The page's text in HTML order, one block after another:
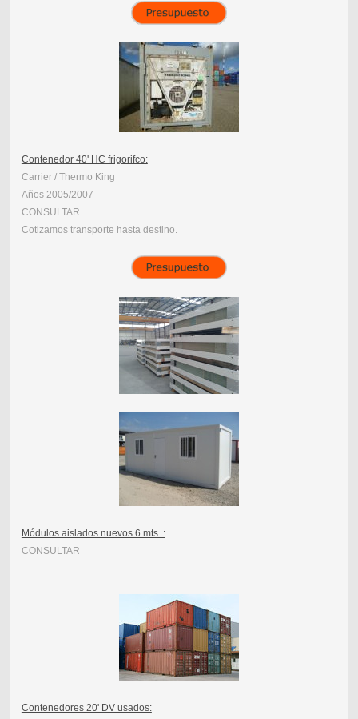
Contenedor 40' HC frigorifco:
Carrier / Thermo King
Años 2005/2007
CONSULTAR
Cotizamos transporte hasta destino.
Módulos aislados nuevos 6 mts. :
CONSULTAR
Contenedores 20' DV usados: